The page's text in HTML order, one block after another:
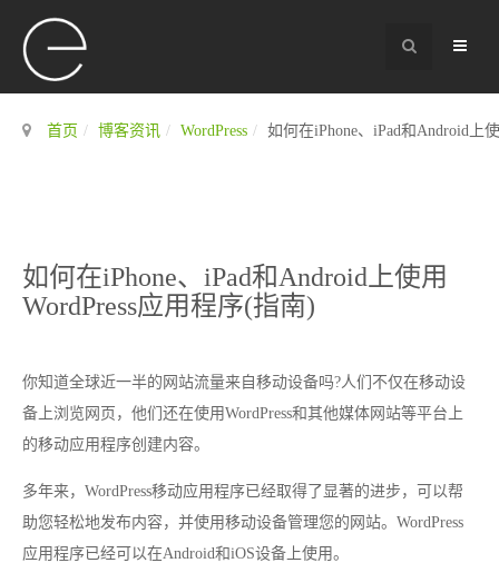
首页 博客资讯 WordPress 如何在iPhone、iPad和Android上
如何在iPhone、iPad和Android上使用
WordPress应用程序(指南)
你知道全球近一半的网站流量来自移动设备吗?人们不仅在移动设
备上浏览网页，他们还在使用WordPress和其他媒体网站等平台上
的移动应用程序创建内容。
多年来，WordPress移动应用程序已经取得了显著的进步，可以帮
助您轻松地发布内容，并使用移动设备管理您的网站。WordPress
应用程序已经可以在Android和iOS设备上使用。